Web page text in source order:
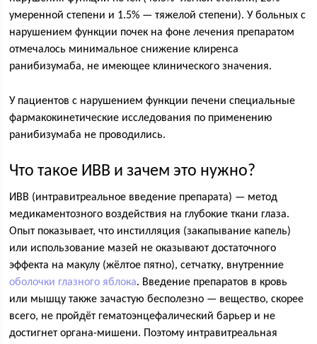
умеренной степени и 1.5% — тяжелой степени). У больных с
нарушением функции почек на фоне лечения препаратом
отмечалось минимальное снижение клиренса
ранибизумаба, не имеющее клинического значения.
У пациентов с нарушением функции печени специальные
фармакокинетические исследования по применению
ранибизумаба не проводились.
Что такое ИВВ и зачем это нужно?
ИВВ (интравитреальное введение препарата) — метод
медикаментозного воздействия на глубокие ткани глаза.
Опыт показывает, что инстилляция (закапывание капель)
или использование мазей не оказывают достаточного
эффекта на макулу (жёлтое пятно), сетчатку, внутренние
оболочки глазного яблока. Введение препаратов в кровь
или мышцу также зачастую бесполезно — вещество, скорее
всего, не пройдёт гематоэнцефалический барьер и не
достигнет органа-мишени. Поэтому интравитреальная